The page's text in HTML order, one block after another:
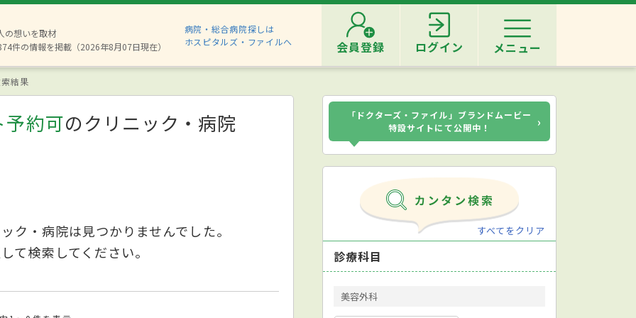
の想いを取材
件の情報を掲載（2026年8月07日現在）
病院・総合病院探しは
ホスピタルズ・ファイルへ
会員登録 ログイン メニュー
結果
約可のクリニック・病院
ク・病院は見つかりませんでした。
て検索してください。
「ドクターズ・ファイル」ブランドムービー
特設サイトにて公開中！
›
すべてをクリア
診療科目
美容外科